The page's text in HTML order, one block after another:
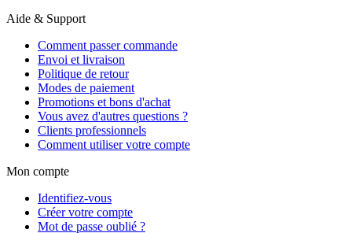
Aide & Support
Comment passer commande
Envoi et livraison
Politique de retour
Modes de paiement
Promotions et bons d'achat
Vous avez d'autres questions ?
Clients professionnels
Comment utiliser votre compte
Mon compte
Identifiez-vous
Créer votre compte
Mot de passe oublié ?